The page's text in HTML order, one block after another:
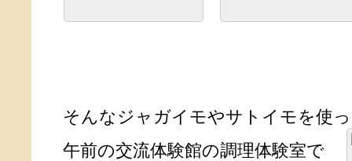
そんなジャガイモやサトイモを使
午前の交流体験館の調理体験室で